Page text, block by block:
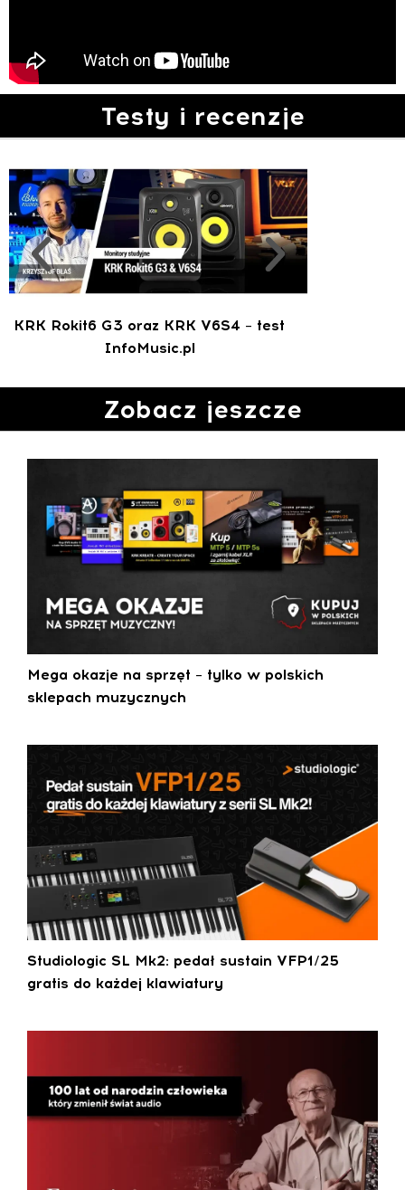
Testy i recenzje
KRK Rokit6 G3 oraz KRK V6S4 – test
InfoMusic.pl
Zobacz jeszcze
Mega okazje na sprzęt – tylko w polskich
sklepach muzycznych
Studiologic SL Mk2: pedał sustain VFP1/25
gratis do każdej klawiatury